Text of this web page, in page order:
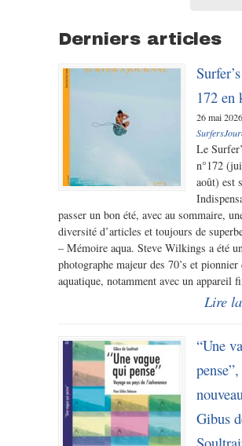
Derniers articles
172 en
26 mai
Le
n°172
août) est
passer un bon été, avec au sommaire,
diversité d’articles et toujours de
– Mémoire aqua. Steve Wilkings a été un
photographe majeur des 70’s et
aquatique, notamment avec un appareil
Lire
“Une
Gibus